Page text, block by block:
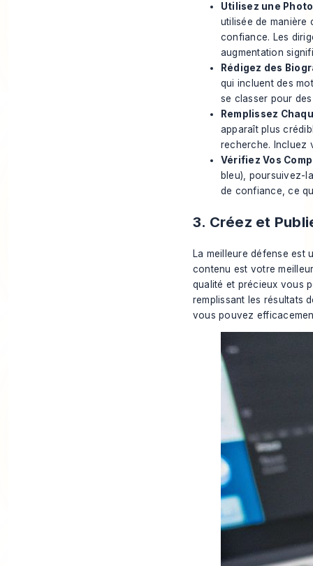
Utilisez une
utilisée de
confiance. Les
augmentation
Rédigez des
qui incluent des
se classer pour
Remplissez
apparaît plus
recherche. Incluez
Vérifiez Vos
bleu), poursuivez-
de confiance, ce
3. Créez et
La meilleure défense est
contenu est votre
qualité et précieux vous
remplissant les résultats
vous pouvez